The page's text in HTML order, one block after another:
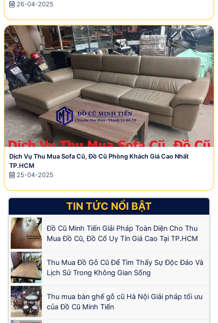
26-04-2025
Dịch Vụ Thu Mua Sofa Cũ, Đồ Cũ Phòng Khách Giá Cao Nhất
TP.HCM
25-04-2025
TIN TỨC NỔI BẬT
Đồ Cũ Minh Tiến Giải Pháp Toàn Diện Cho Thu
Mua Đồ Cũ, Đồ Cổ Uy Tín Giá Cao Tại TP.HCM
Thu Mua Đồ Gỗ Cũ Để Tìm Thấy Sự Độc Đáo Và
Lịch Sử Trong Không Gian Sống
Thu mua bàn ghế gỗ cũ Hà Nội Giải pháp tối ưu
của Đồ Cũ Minh Tiến